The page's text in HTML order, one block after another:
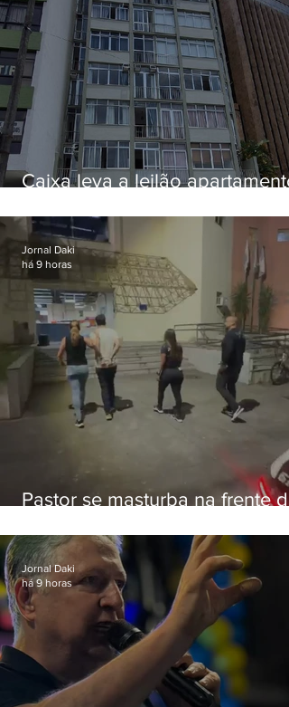
Caixa leva a leilão apartamento
Botafogo
Pastor se masturba na frente de
Jornal Daki
há 9 horas
Jornal Daki
há 9 horas